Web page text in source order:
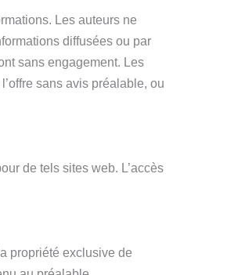
Les auteurs ne
diffusées ou par
sans engagement. Les
sans avis préalable, ou
de tels sites web. L’accès
propriété exclusive de